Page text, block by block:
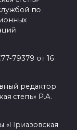
по
79379 от 16
редактор
степь» Р.А.
«Приазовская